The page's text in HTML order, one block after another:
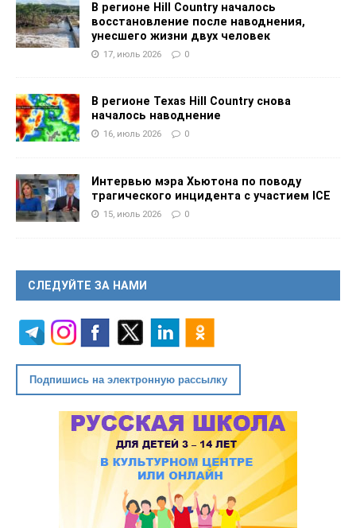
В регионе Hill Country началось
восстановление после наводнения,
унесшего жизни двух человек
17, июль 2026 0
В регионе Texas Hill Country снова
началось наводнение
16, июль 2026 0
Интервью мэра Хьютона по поводу
трагического инцидента с участием ICE
15, июль 2026 0
СЛЕДУЙТЕ ЗА НАМИ
Подпишись на электронную рассылку